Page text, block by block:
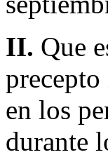
II. Que
en los
durante